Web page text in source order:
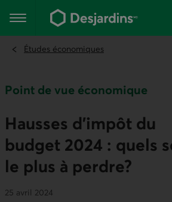
contenu
Menu principal
Études économiques
Point de vue économique
Hausses d’impôt du
budget 2024 : quels
le plus à perdre?
25 avril 2024